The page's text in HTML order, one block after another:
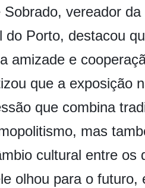
vereador
do Porto, destacou
amizade e
que a exposição
que combina
mas
cultural entre os
olhou para o futuro,